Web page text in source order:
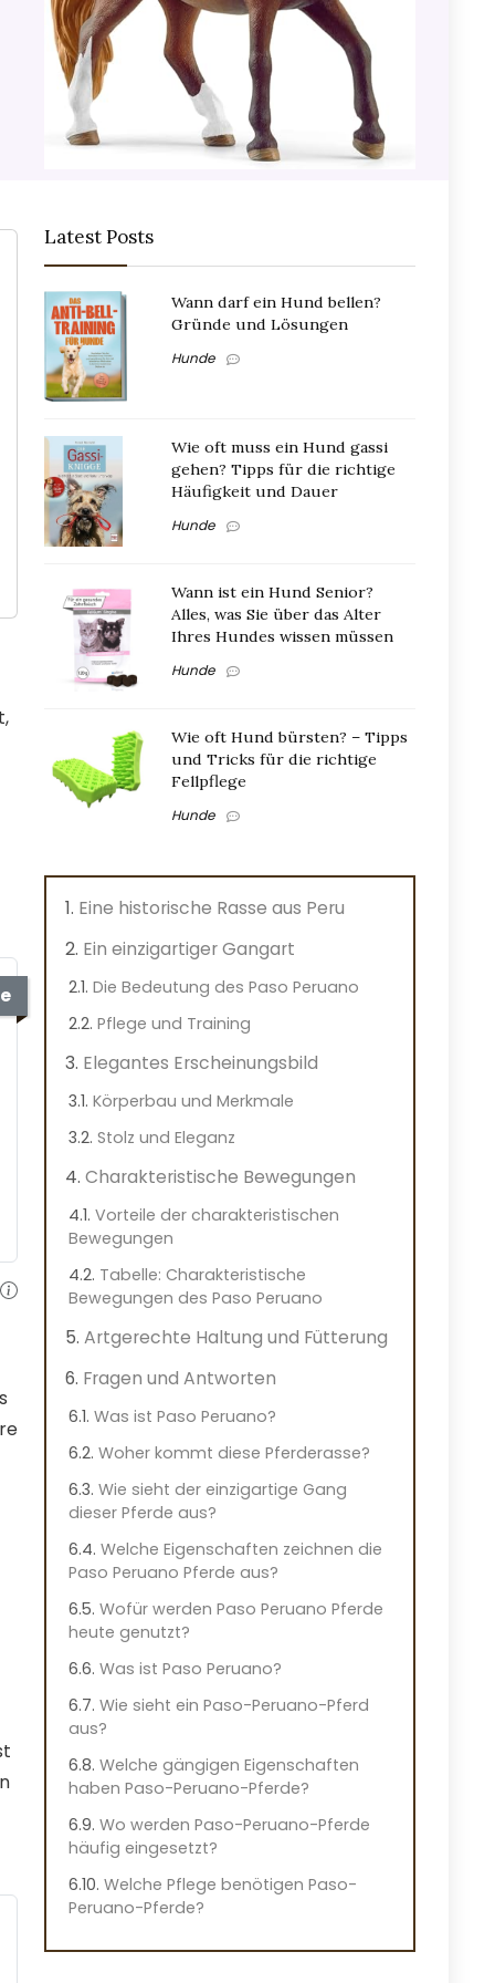
Latest Posts
Wann darf ein Hund bellen?
Gründe und Lösungen
Hunde
Wie oft muss ein Hund gassi
gehen? Tipps für die richtige
Häufigkeit und Dauer
Hunde
Wann ist ein Hund Senior?
Alles, was Sie über das Alter
Ihres Hundes wissen müssen
Hunde
Wie oft Hund bürsten? – Tipps
und Tricks für die richtige
Fellpflege
Hunde
Eine historische Rasse aus Peru
Ein einzigartiger Gangart
Die Bedeutung des Paso Peruano
Pflege und Training
Elegantes Erscheinungsbild
Körperbau und Merkmale
Stolz und Eleganz
Charakteristische Bewegungen
Vorteile der charakteristischen
Bewegungen
Tabelle: Charakteristische
Bewegungen des Paso Peruano
Artgerechte Haltung und Fütterung
Fragen und Antworten
Was ist Paso Peruano?
Woher kommt diese Pferderasse?
Wie sieht der einzigartige Gang
dieser Pferde aus?
Welche Eigenschaften zeichnen die
Paso Peruano Pferde aus?
Wofür werden Paso Peruano Pferde
heute genutzt?
Was ist Paso Peruano?
Wie sieht ein Paso-Peruano-Pferd
aus?
Welche gängigen Eigenschaften
haben Paso-Peruano-Pferde?
Wo werden Paso-Peruano-Pferde
häufig eingesetzt?
Welche Pflege benötigen Paso-
Peruano-Pferde?